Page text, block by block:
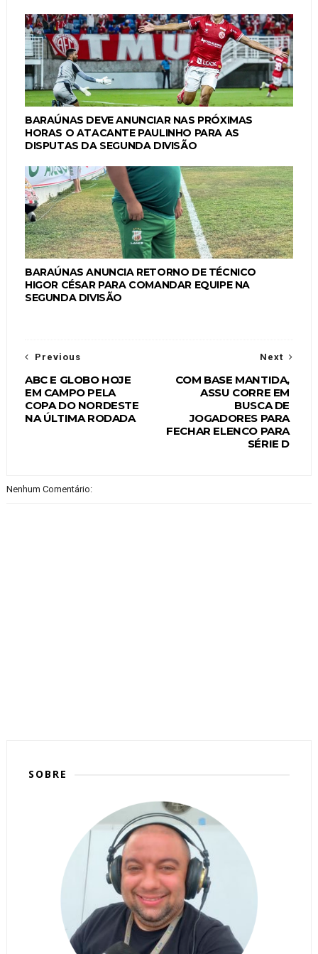
BARAÚNAS DEVE ANUNCIAR NAS PRÓXIMAS
HORAS O ATACANTE PAULINHO PARA AS
DISPUTAS DA SEGUNDA DIVISÃO
BARAÚNAS ANUNCIA RETORNO DE TÉCNICO
HIGOR CÉSAR PARA COMANDAR EQUIPE NA
SEGUNDA DIVISÃO
Next
COM BASE MANTIDA,
ASSU CORRE EM
BUSCA DE
JOGADORES PARA
FECHAR ELENCO PARA
SÉRIE D
Previous
ABC E GLOBO HOJE
EM CAMPO PELA
COPA DO NORDESTE
NA ÚLTIMA RODADA
Nenhum Comentário:
SOBRE